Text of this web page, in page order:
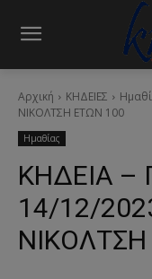
Αρχική ΚΗΔΕΙΕΣ
ΝΙΚΟΛΤΣΗ ΕΤΩΝ 100
Ημαθίας
ΚΗΔΕΙΑ
14/12/